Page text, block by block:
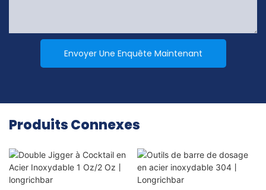
Envoyer Une Enquête Maintenant
Produits Connexes